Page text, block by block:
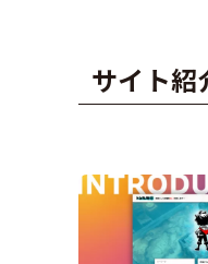
サイト紹